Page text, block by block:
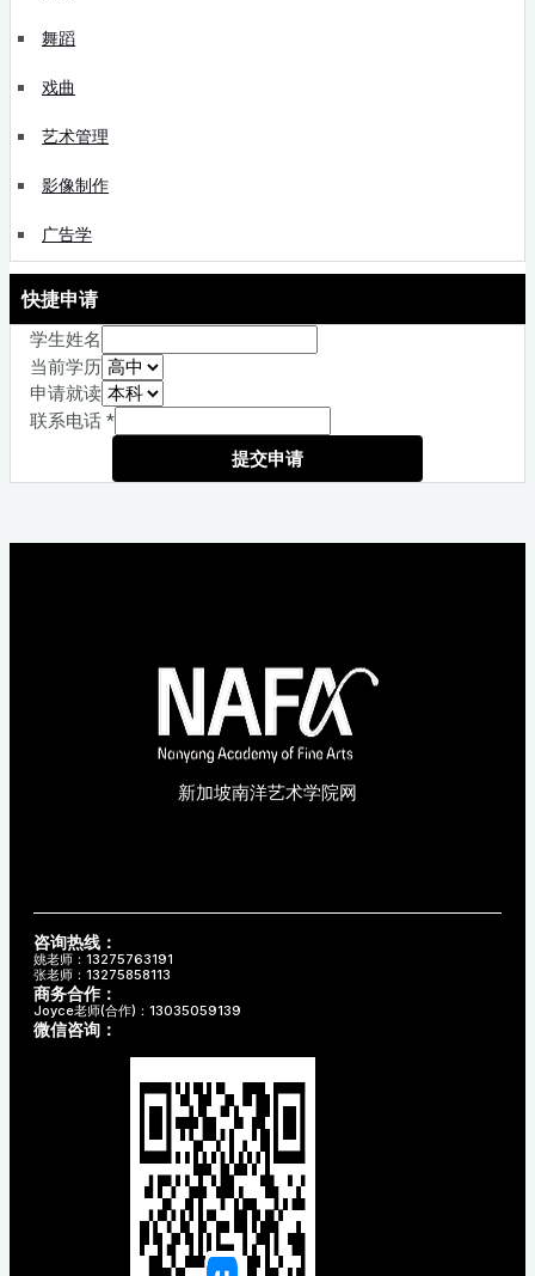
舞蹈
戏曲
艺术管理
影像制作
广告学
快捷申请
学生姓名
当前学历
申请就读
联系电话 *
提交申请
新加坡南洋艺术学院网
咨询热线：
姚老师：13275763191
张老师：13275858113
商务合作：
Joyce老师(合作)：13035059139
微信咨询：